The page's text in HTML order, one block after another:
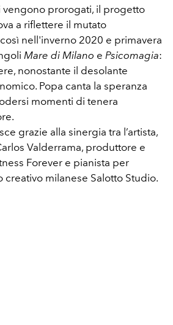
vengono prorogati, il progetto
a riflettere il mutato
nell'inverno 2020 e primavera
Mare di Milano e Psicomagia:
nonostante il desolante
Popa canta la speranza
momenti di tenera
grazie alla sinergia tra l’artista,
Valderrama, produttore e
Forever e pianista per
creativo milanese Salotto Studio.